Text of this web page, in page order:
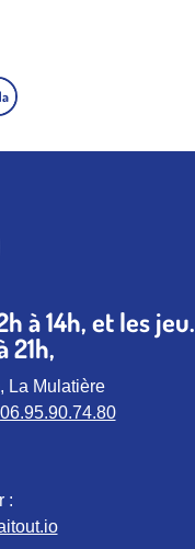
à 14h, et les jeu.
21h,
La Mulatière
06.95.90.74.80
: